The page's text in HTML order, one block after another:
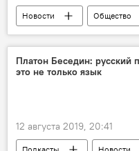
Новости Общество
Россия
Платон Беседин: русский
это не только язык
12 августа 2019, 20:41